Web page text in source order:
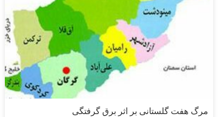
مرگ هفت گلستانی بر اثر برق گرفتگی